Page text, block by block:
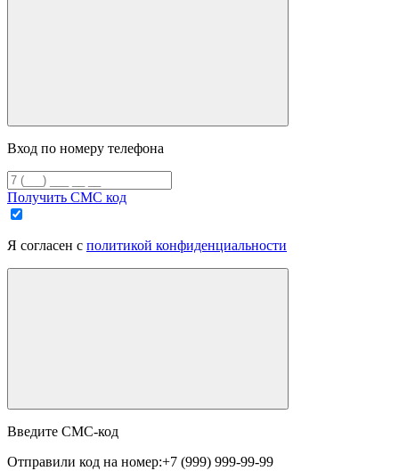
Вход по номеру телефона
Получить СМС код
Я согласен с политикой конфиденциальности
Введите СМС-код
Отправили код на номер:+7 (999) 999-99-99